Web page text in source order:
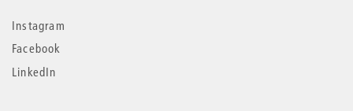
Instagram
Facebook
LinkedIn